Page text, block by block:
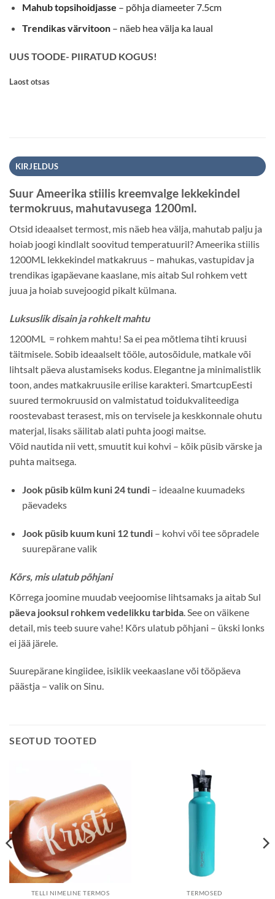
Mahub topsihoidjasse – põhja diameeter 7.5cm
Trendikas värvitoon– näeb hea välja ka laual
UUS TOODE- PIIRATUD KOGUS!
Laost otsas
KIRJELDUS
Suur Ameerika stiilis kreemvalge lekkekindel
termokruus, mahutavusega 1200ml.
Otsid ideaalset termost, mis näeb hea välja, mahutab palju ja
hoiab joogi kindlalt soovitud temperatuuril? Ameerika stiilis
1200ML lekkekindel matkakruus – mahukas, vastupidav ja
trendikas igapäevane kaaslane, mis aitab Sul rohkem vett
juua ja hoiab suvejoogid pikalt külmana.
Luksuslik disain ja rohkelt mahtu
1200ML = rohkem mahtu! Sa ei pea mõtlema tihti kruusi
täitmisele. Sobib ideaalselt tööle, autosõidule, matkale või
lihtsalt päeva alustamiseks kodus. Elegantne ja minimalistlik
toon, andes matkakruusile erilise karakteri. SmartcupEesti
suured termokruusid on valmistatud toidukvaliteediga
roostevabast terasest, mis on tervisele ja keskkonnale ohutu
materjal, lisaks säilitab alati puhta joogi maitse.
Võid nautida nii vett, smuutit kui kohvi – kõik püsib värske ja
puhta maitsega.
Jook püsib külm kuni 24 tundi– ideaalne kuumadeks
päevadeks
Jook püsib kuum kuni 12 tundi– kohvi või tee sõpradele
suurepärane valik
Kõrs, mis ulatub põhjani
Kõrrega joomine muudab veejoomise lihtsamaks ja aitab Sul
päeva jooksul rohkem vedelikku tarbida . See on väikene
detail, mis teeb suure vahe! Kõrs ulatub põhjani – ükski lonks
ei jää järele.
Suurepärane kingiidee, isiklik veekaaslane või tööpäeva
päästja – valik on Sinu.
SEOTUD TOOTED
TELLI NIMELINE TERMOS TERMOSED